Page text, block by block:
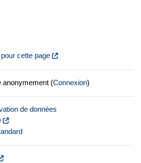
cette page
anonymement (Connexion)
de données